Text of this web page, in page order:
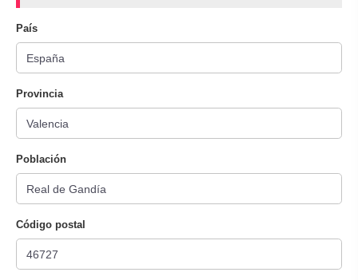
País
Provincia
Población
Código postal